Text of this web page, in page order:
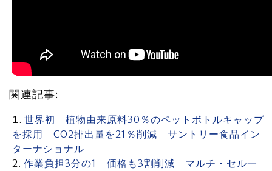
関連記事:
世界初 植物由来原料30％のペットボトルキャップ
を採用 CO2排出量を21％削減 サントリー食品イン
ターナショナル
作業負担3分の1 価格も3割削減 マルチ・セル一